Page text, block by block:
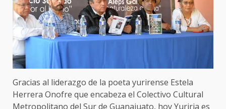
Gracias al liderazgo de la poeta yurirense Estela
Herrera Onofre que encabeza el Colectivo Cultural
Metropolitano del Sur de Guanajuato, hoy Yuriria es